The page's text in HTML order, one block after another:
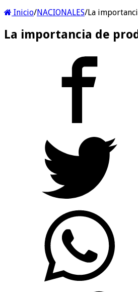
Inicio/NACIONALES/La
La importancia de